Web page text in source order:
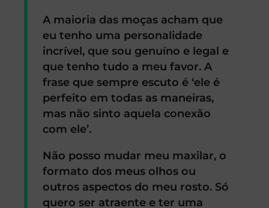
A maioria das moças acham que
eu tenho uma personalidade
incrível, que sou genuíno e legal e
que tenho tudo a meu favor. A
frase que sempre escuto é ‘ele é
perfeito em todas as maneiras,
mas não sinto aquela conexão
com ele’.
Não posso mudar meu maxilar, o
formato dos meus olhos ou
outros aspectos do meu rosto. Só
quero ser atraente e ter uma